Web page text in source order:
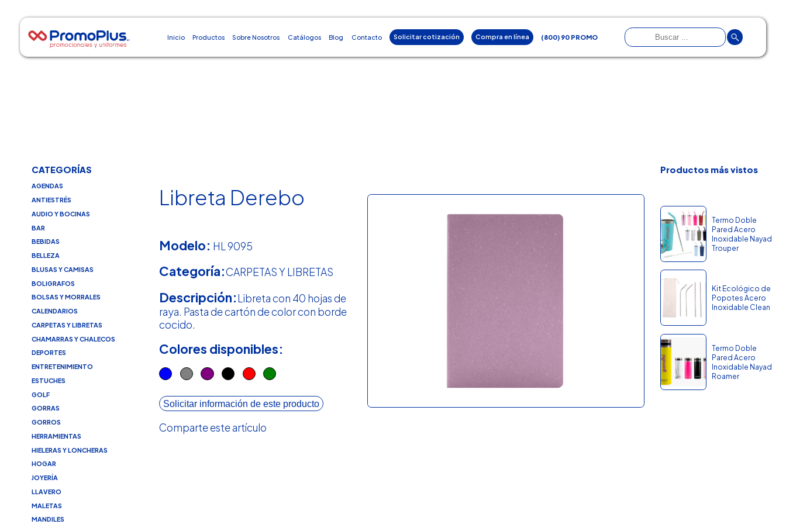
Inicio Productos Sobre Nosotros Catálogos Blog Contacto Solicitar cotización Compra en línea (800) 90 PROMO
CATEGORÍAS
AGENDAS
ANTIESTRÉS
AUDIO Y BOCINAS
BAR
BEBIDAS
BELLEZA
BLUSAS Y CAMISAS
BOLIGRAFOS
BOLSAS Y MORRALES
CALENDARIOS
CARPETAS Y LIBRETAS
CHAMARRAS Y CHALECOS
DEPORTES
ENTRETENIMIENTO
ESTUCHES
GOLF
GORRAS
GORROS
HERRAMIENTAS
HIELERAS Y LONCHERAS
HOGAR
JOYERÍA
LLAVERO
MALETAS
MANDILES
Libreta Derebo
Modelo: HL 9095
Categoría:CARPETAS Y LIBRETAS
Descripción:Libreta con 40 hojas de
raya. Pasta de cartón de color con borde
cocido.
Colores disponibles:
Solicitar información de este producto
Comparte este artículo
Productos más vistos
Termo Doble
Pared Acero
Inoxidable Nayad
Trouper
Kit Ecológico de
Popotes Acero
Inoxidable Clean
Termo Doble
Pared Acero
Inoxidable Nayad
Roamer